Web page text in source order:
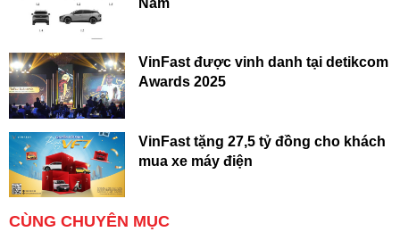
Nam
VinFast được vinh danh tại detikcom
Awards 2025
VinFast tặng 27,5 tỷ đồng cho khách
mua xe máy điện
CÙNG CHUYÊN MỤC